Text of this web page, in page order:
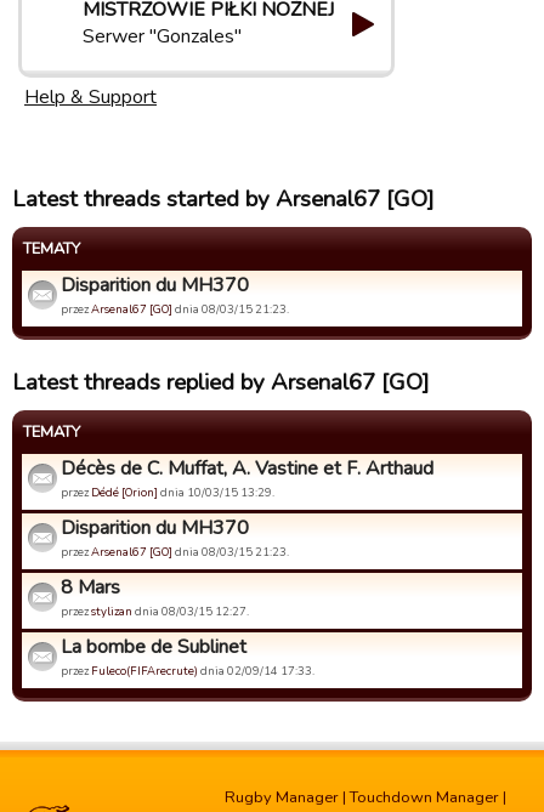
MISTRZOWIE PIŁKI NOŻNEJ
Serwer "Gonzales"
Help & Support
Latest threads started by Arsenal67 [GO]
TEMATY
Disparition du MH370
przezArsenal67 [GO] dnia 08/03/15 21:23.
Latest threads replied by Arsenal67 [GO]
TEMATY
Décès de C. Muffat, A. Vastine et F. Arthaud
przez Dédé [Orion] dnia 10/03/15 13:29.
Disparition du MH370
przezArsenal67 [GO] dnia 08/03/15 21:23.
8 Mars
przezstylizan dnia 08/03/15 12:27.
La bombe de Sublinet
przez Fuleco(FIFArecrute) dnia 02/09/14 17:33.
Rugby Manager |Touchdown Manager |